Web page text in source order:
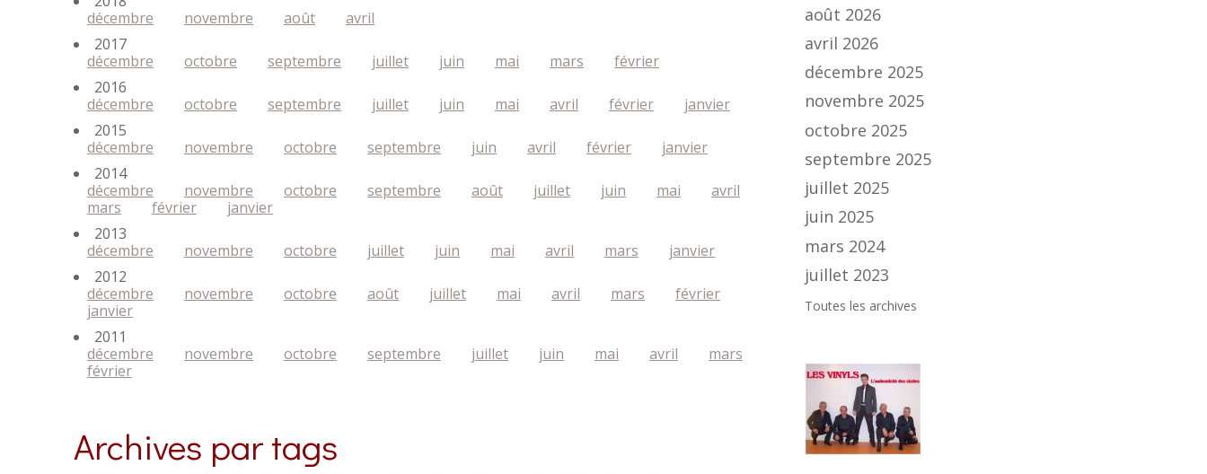
décembre
novembre août
avril
2017
décembre
octobre septembre juillet juin mai mars
février
2016
décembre
octobre septembre juillet juin mai avril février
janvier
2015
décembre
novembre octobre septembre juin avril février
janvier
2014
décembre
novembre octobre septembre août juillet juin mai
avril
mars
février
janvier
2013
décembre
novembre octobre juillet juin mai avril mars
janvier
2012
décembre
novembre octobre août juillet mai avril mars
février
janvier
2011
décembre
novembre octobre septembre juillet juin mai avril
mars
février
Archives par tags
août 2026
avril 2026
décembre 2025
novembre 2025
octobre 2025
septembre 2025
juillet 2025
juin 2025
mars 2024
juillet 2023
Toutes les archives